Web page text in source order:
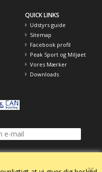
QUICK LINKS
Udstyrs guide
Sitemap
Facebook profil
Peak Sport og Miljøet
Vores Mærker
Downloads